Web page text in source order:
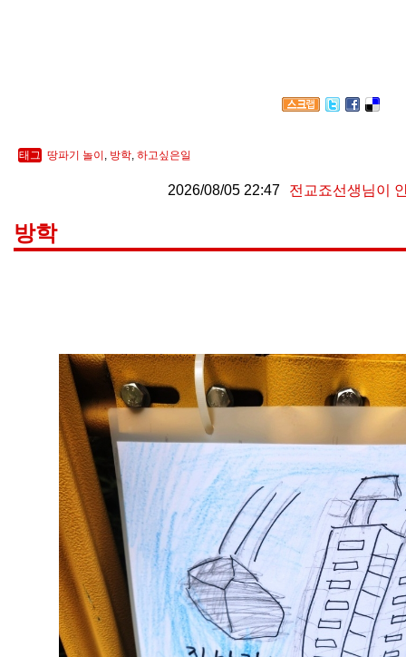
태그 땅파기 놀이 , 방학,하고싶은일
2026/08/05 22:47 전교죠선생님이
방학